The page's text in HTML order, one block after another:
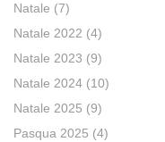
Natale (7)
Natale 2022 (4)
Natale 2023 (9)
Natale 2024 (10)
Natale 2025 (9)
Pasqua 2025 (4)